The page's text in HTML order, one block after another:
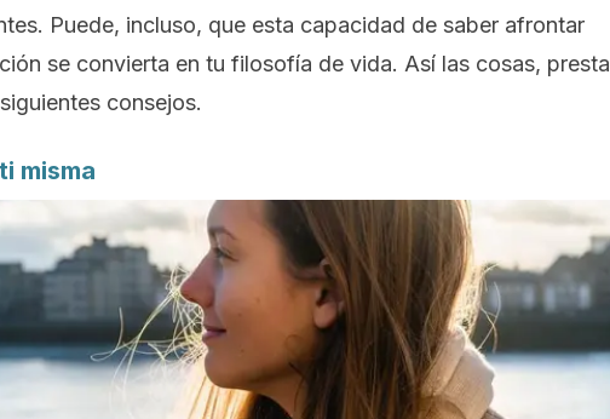
Puede, incluso, que esta capacidad de saber afrontar
se convierta en tu filosofía de vida. Así las cosas, presta
consejos.
misma